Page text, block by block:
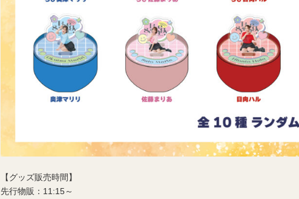
【グッズ販売時間】
先行物販：11:15～